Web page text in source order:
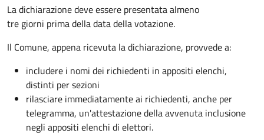
La dichiarazione deve essere presentata almeno
tre giorni prima della data della votazione.
Il Comune, appena ricevuta la dichiarazione, provvede a:
includere i nomi dei richiedenti in appositi elenchi,
distinti per sezioni
rilasciare immediatamente ai richiedenti, anche per
telegramma, un'attestazione della avvenuta inclusione
negli appositi elenchi di elettori.